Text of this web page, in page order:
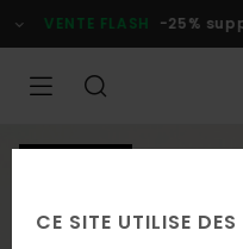
l'information
VENTE FLASH -25%
CE SITE UTILISE